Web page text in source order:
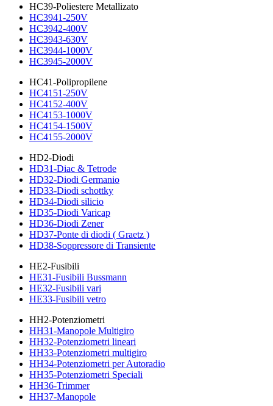
HC39-Poliestere Metallizato
HC3941-250V
HC3942-400V
HC3943-630V
HC3944-1000V
HC3945-2000V
HC41-Polipropilene
HC4151-250V
HC4152-400V
HC4153-1000V
HC4154-1500V
HC4155-2000V
HD2-Diodi
HD31-Diac & Tetrode
HD32-Diodi Germanio
HD33-Diodi schottky
HD34-Diodi silicio
HD35-Diodi Varicap
HD36-Diodi Zener
HD37-Ponte di diodi ( Graetz )
HD38-Soppressore di Transiente
HE2-Fusibili
HE31-Fusibili Bussmann
HE32-Fusibili vari
HE33-Fusibili vetro
HH2-Potenziometri
HH31-Manopole Multigiro
HH32-Potenziometri lineari
HH33-Potenziometri multigiro
HH34-Potenziometri per Autoradio
HH35-Potenziometri Speciali
HH36-Trimmer
HH37-Manopole